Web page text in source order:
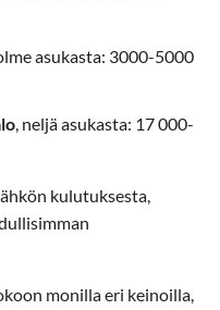
asukasta: 3000-5000
, neljä asukasta: 17 000-
kulutuksesta,
monilla eri keinoilla,